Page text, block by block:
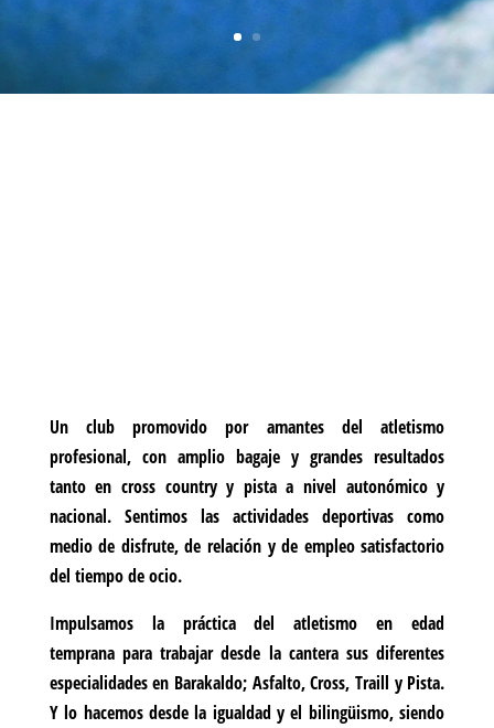
Un club promovido por amantes del atletismo
profesional, con ampliobagajeygrandes resultados
tanto en cross country y pista a nivel autonómico y
nacional. Sentimos las actividades deportivas como
medio de disfrute, de relación y de empleo satisfactorio
del tiempo de ocio.
Impulsamosla práctica del atletismoen edad
tempranapara trabajar desde la cantera sus diferentes
especialidades en Barakaldo; Asfalto, Cross, Traill y Pista.
Y lo hacemos desde la igualdad y el bilingüismo, siendo